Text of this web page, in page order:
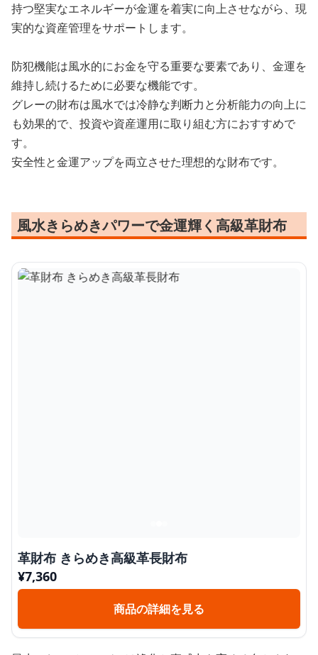
持つ堅実なエネルギーが金運を着実に向上させながら、現
実的な資産管理をサポートします。
防犯機能は風水的にお金を守る重要な要素であり、金運を
維持し続けるために必要な機能です。
グレーの財布は風水では冷静な判断力と分析能力の向上に
も効果的で、投資や資産運用に取り組む方におすすめで
す。
安全性と金運アップを両立させた理想的な財布です。
風水きらめきパワーで金運輝く高級革財布
革財布 きらめき高級革長財布
¥7,360
商品の詳細を見る